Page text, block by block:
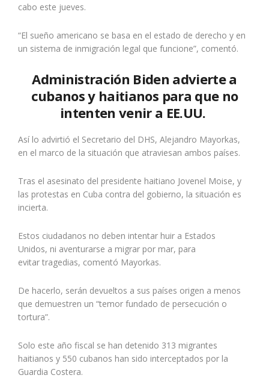
cabo este jueves.
“El sueño americano se basa en el estado de derecho y en
un sistema de inmigración legal que funcione”, comentó.
Administración Biden advierte a
cubanos y haitianos para que no
intenten venir a EE.UU.
Así lo advirtió el Secretario del DHS, Alejandro Mayorkas,
en el marco de la situación que atraviesan ambos países.
Tras el asesinato del presidente haitiano Jovenel Moise, y
las protestas en Cuba contra del gobierno, la situación es
incierta.
Estos ciudadanos no deben intentar huir a Estados
Unidos, ni aventurarse a migrar por mar, para
evitar tragedias, comentó Mayorkas.
De hacerlo, serán devueltos a sus países origen a menos
que demuestren un “temor fundado de persecución o
tortura”.
Solo este año fiscal se han detenido 313 migrantes
haitianos y 550 cubanos han sido interceptados por la
Guardia Costera.